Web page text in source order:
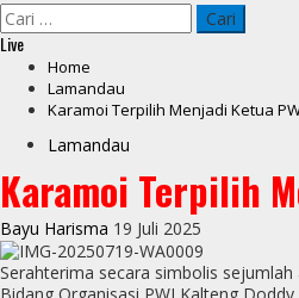
Cari
untuk:
Live
Home
Lamandau
Karamoi Terpilih Menjadi Ketua
Lamandau
Karamoi Terpilih
Bayu Harisma 19 Juli 2025
Serahterima secara simbolis